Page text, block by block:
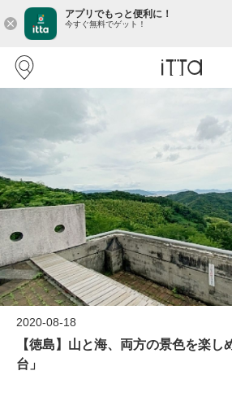
close
アプリでもっと便利に！
今すぐ無料でゲット！
2020-08-18
【徳島】山と海、両方の景色を楽し
台」